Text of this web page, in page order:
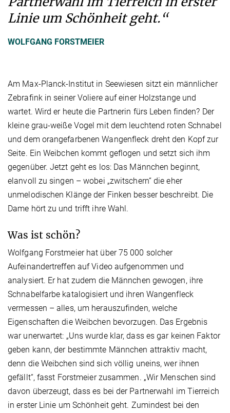
Linie um Schönheit geht.“
WOLFGANG FORSTMEIER
Am Max-Planck-Institut in Seewiesen sitzt ein männlicher
Zebrafink in seiner Voliere auf einer Holzstange und
wartet. Wird er heute die Partnerin fürs Leben finden? Der
kleine grau-weiße Vogel mit dem leuchtend roten Schnabel
und dem orangefarbenen Wangenfleck dreht den Kopf zur
Seite. Ein Weibchen kommt geflogen und setzt sich ihm
gegenüber. Jetzt geht es los: Das Männchen beginnt,
elanvoll zu singen – wobei „zwitschern“ die eher
unmelodischen Klänge der Finken besser beschreibt. Die
Dame hört zu und trifft ihre Wahl.
Was ist schön?
Wolfgang Forstmeier hat über 75 000 solcher
Aufeinandertreffen auf Video aufgenommen und
analysiert. Er hat zudem die Männchen gewogen, ihre
Schnabelfarbe katalogisiert und ihren Wangenfleck
vermessen – alles, um herauszufinden, welche
Eigenschaften die Weibchen bevorzugen. Das Ergebnis
war unerwartet: „Uns wurde klar, dass es gar keinen Faktor
geben kann, der bestimmte Männchen attraktiv macht,
denn die Weibchen sind sich völlig uneins, wer ihnen
gefällt“, fasst Forstmeier zusammen. „Wir Menschen sind
davon überzeugt, dass es bei der Partnerwahl im Tierreich
in erster Linie um Schönheit geht. Zumindest bei den